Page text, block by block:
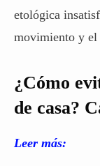
etológica
movimiento y
¿Cómo
de casa?
Leer más: